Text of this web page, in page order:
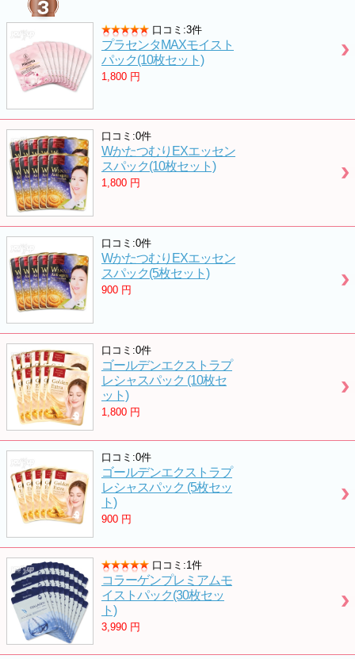
口コミ:3件
プラセンタMAXモイスト
パック(10枚セット)
1,800 円
口コミ:0件
WかたつむりEXエッセン
スパック(10枚セット)
1,800 円
口コミ:0件
WかたつむりEXエッセン
スパック(5枚セット)
900 円
口コミ:0件
ゴールデンエクストラプ
レシャスパック (10枚セ
ット)
1,800 円
口コミ:0件
ゴールデンエクストラプ
レシャスパック (5枚セッ
ト)
900 円
口コミ:1件
コラーゲンプレミアムモ
イストパック(30枚セッ
ト)
3,990 円